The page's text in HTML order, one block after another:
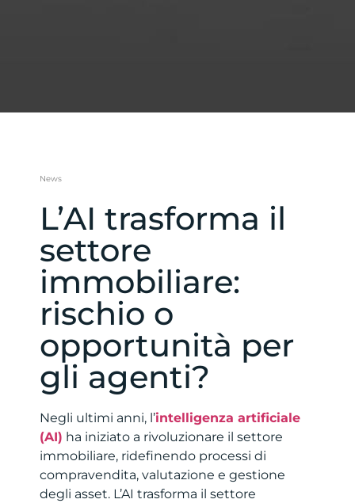
News
L’AI trasforma il
settore
immobiliare:
rischio o
opportunità per
gli agenti?
Negli ultimi anni, l’intelligenza artificiale
(AI) ha iniziato a rivoluzionare il settore
immobiliare, ridefinendo processi di
compravendita, valutazione e gestione
degli asset. L’AI trasforma il settore